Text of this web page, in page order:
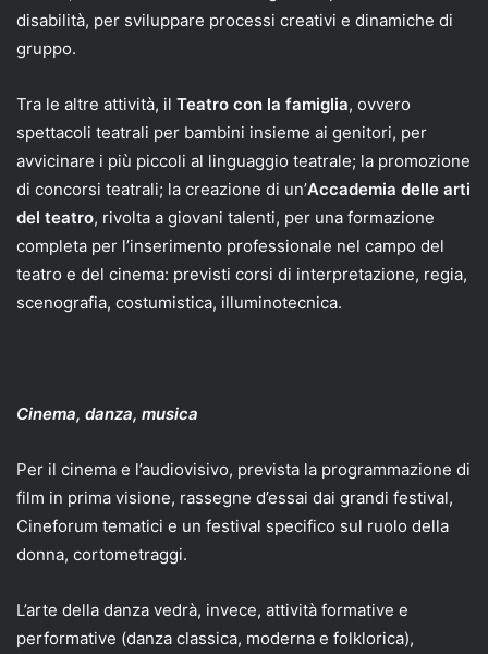
disabilità, per sviluppare processi creativi e dinamiche di
gruppo.
Tra le altre attività, il Teatro con la famiglia, ovvero
spettacoli teatrali per bambini insieme ai genitori, per
avvicinare i più piccoli al linguaggio teatrale; la promozione
di concorsi teatrali; la creazione di un’Accademia delle arti
del teatro, rivolta a giovani talenti, per una formazione
completa per l’inserimento professionale nel campo del
teatro e del cinema: previsti corsi di interpretazione, regia,
scenografia, costumistica, illuminotecnica.
Cinema, danza, musica
Per il cinema e l’audiovisivo, prevista la programmazione di
film in prima visione, rassegne d’essai dai grandi festival,
Cineforum tematici e un festival specifico sul ruolo della
donna, cortometraggi.
L’arte della danza vedrà, invece, attività formative e
performative (danza classica, moderna e folklorica),